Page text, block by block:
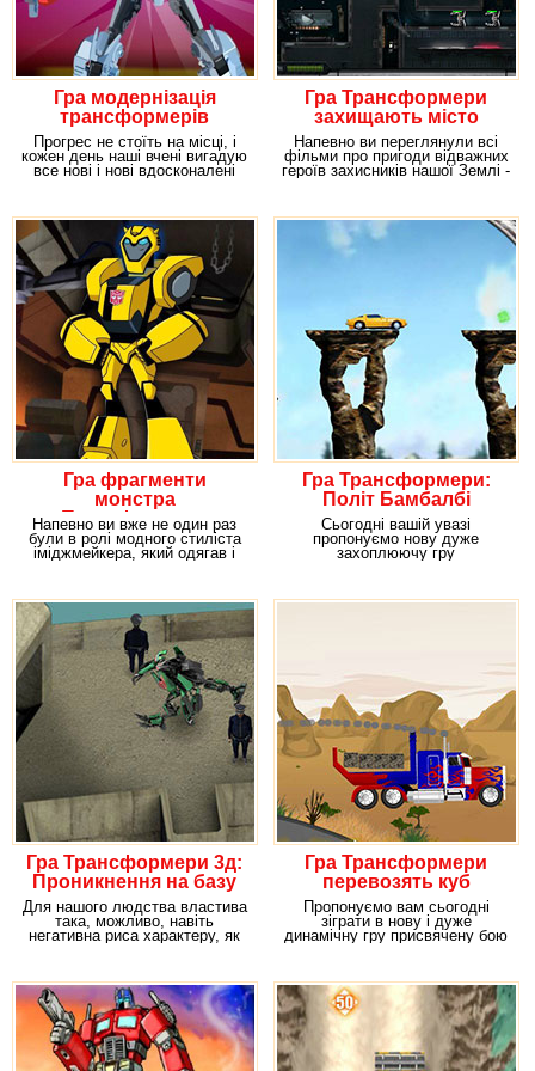
Гра модернізація
трансформерів
Прогрес не стоїть на місці, і
кожен день наші вчені вигадую
все нові і нові вдосконалені
Гра Трансформери
захищають місто
Напевно ви переглянули всі
фільми про пригоди відважних
героїв захисників нашої Землі -
Гра фрагменти
монстра
Трансформери
Напевно ви вже не один раз
були в ролі модного стиліста
іміджмейкера, який одягав і
Гра Трансформери:
Політ Бамбалбі
Сьогодні вашій увазі
пропонуємо нову дуже
захоплюючу гру
Гра Трансформери 3д:
Проникнення на базу
Для нашого людства властива
така, можливо, навіть
негативна риса характеру, як
Гра Трансформери
перевозять куб
Пропонуємо вам сьогодні
зіграти в нову і дуже
динамічну гру присвячену бою